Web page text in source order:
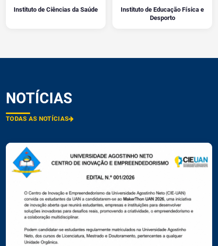
Instituto de Ciências da Saúde
Instituto de Educação Física e
Desporto
NOTÍCIAS
TODAS AS NOTÍCIAS